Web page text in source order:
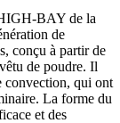
BAY de la
de
conçu à partir de
de poudre. Il
convection, qui ont
La forme du
et des